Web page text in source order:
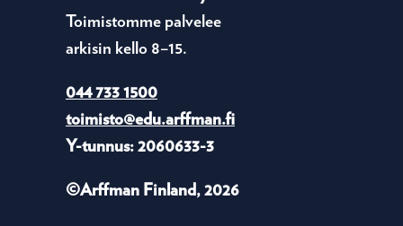
Toimistomme palvelee
arkisin kello 8–15.
044 733 1500
toimisto@edu.arffman.fi
Y-tunnus: 2060633-3
©Arffman Finland, 2026